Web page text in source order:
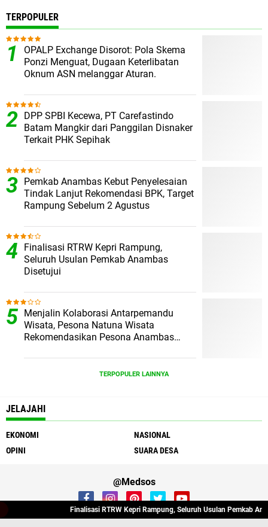
TERPOPULER
OPALP Exchange Disorot: Pola Skema
Ponzi Menguat, Dugaan Keterlibatan
Oknum ASN melanggar Aturan.
DPP SPBI Kecewa, PT Carefastindo
Batam Mangkir dari Panggilan Disnaker
Terkait PHK Sepihak
Pemkab Anambas Kebut Penyelesaian
Tindak Lanjut Rekomendasi BPK, Target
Rampung Sebelum 2 Agustus
Finalisasi RTRW Kepri Rampung,
Seluruh Usulan Pemkab Anambas
Disetujui
Menjalin Kolaborasi Antarpemandu
Wisata, Pesona Natuna Wisata
Rekomendasikan Pesona Anambas
TERPOPULER LAINNYA
JELAJAHI
EKONOMI
NASIONAL
OPINI
SUARA DESA
@Medsos
Finalisasi RTRW Kepri Rampung, Seluruh Usulan Pemkab